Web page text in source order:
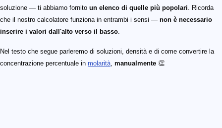
soluzione — ti abbiamo fornito un elenco di quelle più popolari . Ricorda
che il nostro calcolatore funziona in entrambi i sensi — non è necessario
inserire i valori dall'alto verso il basso
Nel testo che segue parleremo di soluzioni, densità e di come convertire la
concentrazione percentuale in molarità manualmente 👏